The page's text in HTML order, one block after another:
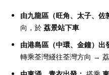
由九龍區（旺角、太子、佐
向，於 荔景站下車
由港島區（中環、金鐘）出
轉乘荃灣綫往荃灣方向 →